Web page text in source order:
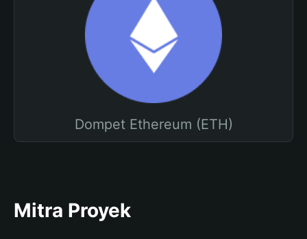
Dompet Ethereum (ETH)
Mitra Proyek